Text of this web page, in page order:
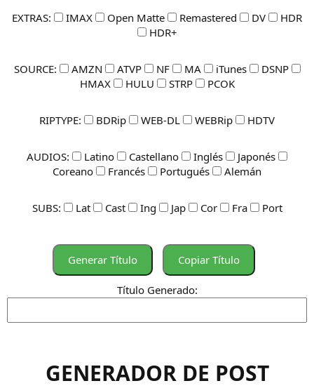
EXTRAS: IMAX Open Matte Remastered DV
HDR
HDR+
SOURCE: AMZN ATVP NF MA iTunes
DSNP
HMAX
HULU STRP PCOK
RIPTYPE: BDRip WEB-DL WEBRip HDTV
AUDIOS: Latino Castellano Inglés
Japonés
Coreano
Francés Portugués Alemán
SUBS: Lat Cast Ing Jap Cor Fra Port
Título Generado:
GENERADOR DE POST